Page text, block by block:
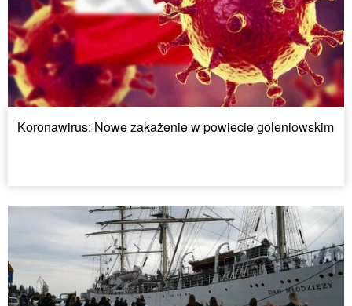
Koronawirus: Nowe zakażenie w powiecie goleniowskim